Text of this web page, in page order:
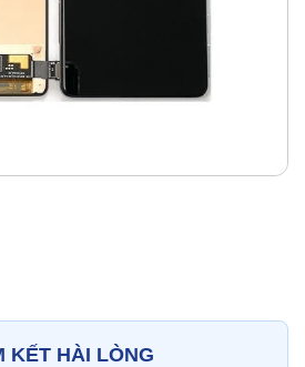
Vỏ Samsung Vỏ Xiaomi Vỏ Oppo
KẾT HÀI LÒNG